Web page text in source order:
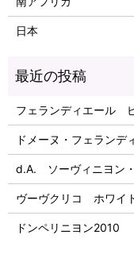
日本
フェランディエール
ドメーヌ・フェラン
d.A. ソーヴィニヨン
ヴーヴクリコ ホワイ
ドンペリニヨン2010